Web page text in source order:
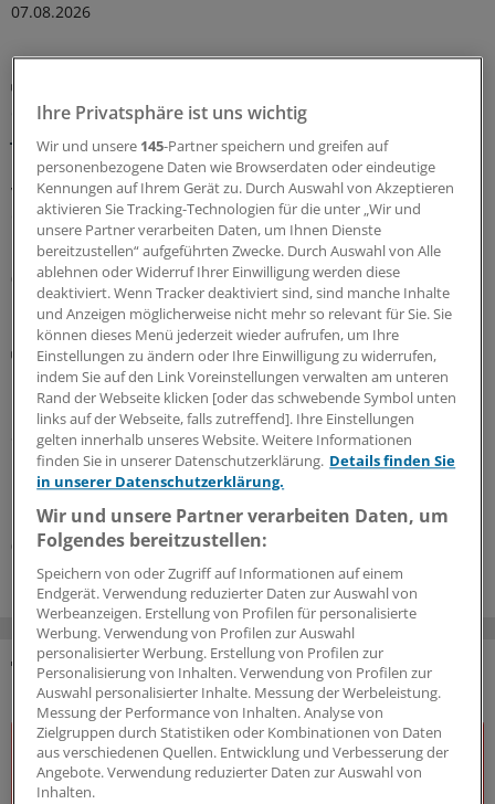
07.08.2026
Sparliste der KBV: So hoch könnten die Verluste
jeder Praxis sein
Die Kassenärztliche Bundesvereinigung hat eine Liste
vorgelegt, in der sie die möglichen finanziellen Folgen
des GKV-Spargesetzes pro Ärztin bzw. Arzt auflistet. Die
Unterschiede zwischen Haus- und Fachärzten sind groß.
05.08.2026
Digitaler Check
Honorarabrechnung: Digitale Vorprüfung wird in
Nordrhein rege genutzt
Seit Juni können nun auch Ärztinnen und Ärzte in
Nordrhein ihre Honorarabrechnungen während des
Quartals durchleuchten lassen. In den ersten beiden
Monaten sind über 20.000 Vorprüfungen eingegangen.
05.08.2026
DAS KÖNNTE SIE AUCH INTERESSIEREN
Ihre Privatsphäre ist uns wichtig
Wir und unsere 145-Partner speichern und greifen auf
personenbezogene Daten wie Browserdaten oder eindeutige
Kennungen auf Ihrem Gerät zu. Durch Auswahl von Akzeptieren
aktivieren Sie Tracking-Technologien für die unter „Wir und
unsere Partner verarbeiten Daten, um Ihnen Dienste
bereitzustellen“ aufgeführten Zwecke. Durch Auswahl von Alle
ablehnen oder Widerruf Ihrer Einwilligung werden diese
deaktiviert. Wenn Tracker deaktiviert sind, sind manche Inhalte
und Anzeigen möglicherweise nicht mehr so relevant für Sie. Sie
können dieses Menü jederzeit wieder aufrufen, um Ihre
Einstellungen zu ändern oder Ihre Einwilligung zu widerrufen,
indem Sie auf den Link Voreinstellungen verwalten am unteren
Rand der Webseite klicken [oder das schwebende Symbol unten
links auf der Webseite, falls zutreffend]. Ihre Einstellungen
gelten innerhalb unseres Website. Weitere Informationen
finden Sie in unserer Datenschutzerklärung. Details finden Sie
in unserer Datenschutzerklärung.
Wir und unsere Partner verarbeiten Daten, um
Folgendes bereitzustellen:
Speichern von oder Zugriff auf Informationen auf einem
Endgerät. Verwendung reduzierter Daten zur Auswahl von
Werbeanzeigen. Erstellung von Profilen für personalisierte
Werbung. Verwendung von Profilen zur Auswahl
personalisierter Werbung. Erstellung von Profilen zur
Personalisierung von Inhalten. Verwendung von Profilen zur
Auswahl personalisierter Inhalte. Messung der Werbeleistung.
Messung der Performance von Inhalten. Analyse von
Zielgruppen durch Statistiken oder Kombinationen von Daten
aus verschiedenen Quellen. Entwicklung und Verbesserung der
Angebote. Verwendung reduzierter Daten zur Auswahl von
Inhalten.